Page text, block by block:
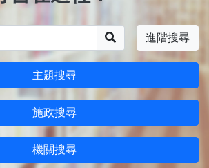
進階搜尋
主題搜尋
施政搜尋
機關搜尋